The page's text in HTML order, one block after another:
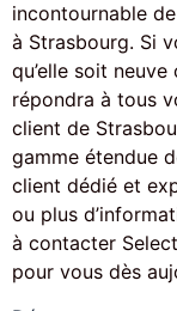
incontournable
à Strasbourg. Si
qu’elle soit
répondra à tous
client de
gamme étendue
client dédié et
ou plus
à contacter
pour vous dès